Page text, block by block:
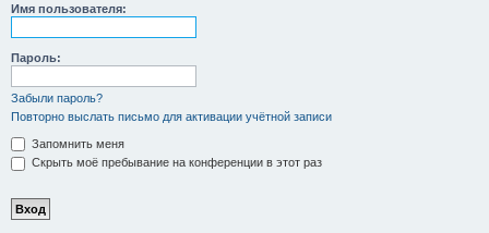
Имя пользователя:
Пароль:
Забыли пароль?
Повторно выслать письмо для активации учётной записи
Запомнить меня
Скрыть моё пребывание на конференции в этот раз